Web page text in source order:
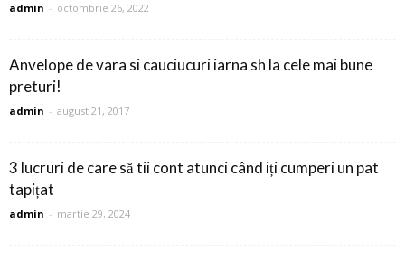
admin - octombrie 26, 2022
Anvelope de vara si cauciucuri iarna sh la cele mai bune
preturi!
admin - august 21, 2017
3 lucruri de care să tii cont atunci când iți cumperi un pat
tapițat
admin - martie 29, 2024